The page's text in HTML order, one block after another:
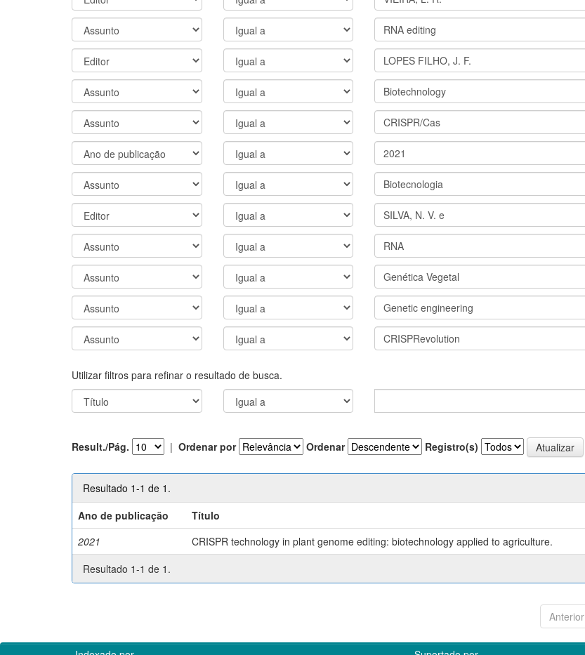
Utilizar filtros para refinar o resultado de busca.
Result./Pág. | Ordenar por Ordenar Registro(s)
Resultado 1-1 de 1.
Ano de publicação
Título
2021
CRISPR technology in plant genome editing: biotechnology applied to agriculture.
Resultado 1-1 de 1.
Anterior